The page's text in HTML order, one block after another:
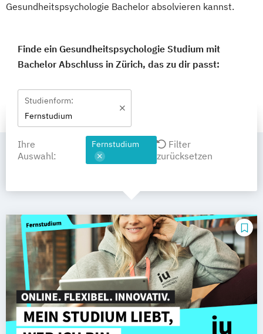
Gesundheitspsychologie Bachelor absolvieren kannst.
Finde ein Gesundheitspsychologie Studium mit
Bachelor Abschluss in Zürich, das zu dir passt:
Studienform:
Fernstudium
Ihre
Auswahl:
Fernstudium
Filter
zurücksetzen